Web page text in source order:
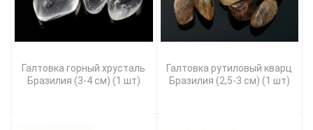
Галтовка горный хрусталь
Бразилия (3-4 см) (1 шт)
Галтовка рутиловый кварц
Бразилия (2,5-3 см) (1 шт)